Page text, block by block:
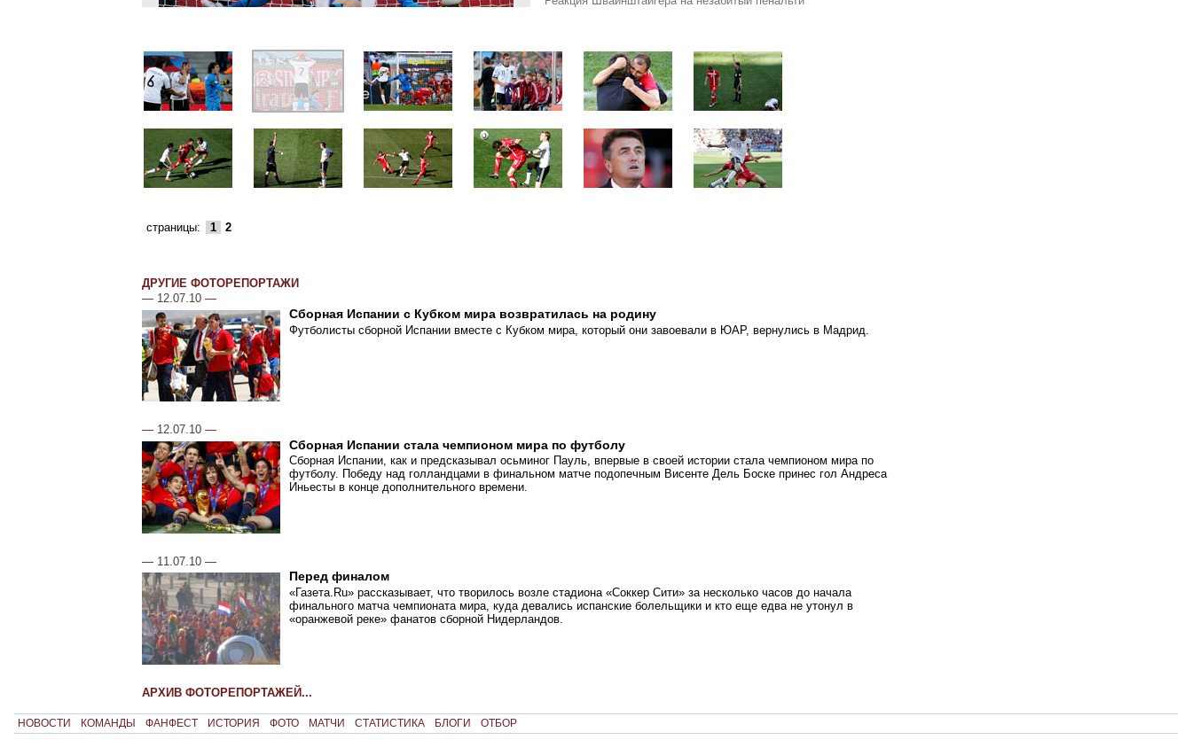
страницы: 1 2
ДРУГИЕ ФОТОРЕПОРТАЖИ
— 12.07.10 —
Сборная Испании с Кубком мира возвратилась на родину
Футболисты сборной Испании вместе с Кубком мира, который они завоевали в ЮАР, вернулись в Мадрид.
— 12.07.10 —
Сборная Испании стала чемпионом мира по футболу
Сборная Испании, как и предсказывал осьминог Пауль, впервые в своей истории стала чемпионом мира по
футболу. Победу над голландцами в финальном матче подопечным Висенте Дель Боске принес гол Андреса
Иньесты в конце дополнительного времени.
— 11.07.10 —
Перед финалом
«Газета.Ru» рассказывает, что творилось возле стадиона «Соккер Сити» за несколько часов до начала
финального матча чемпионата мира, куда девались испанские болельщики и кто еще едва не утонул в
«оранжевой реке» фанатов сборной Нидерландов.
АРХИВ ФОТОРЕПОРТАЖЕЙ...
НОВОСТИ КОМАНДЫ ФАНФЕСТ ИСТОРИЯ ФОТО МАТЧИ СТАТИСТИКА БЛОГИ ОТБОР